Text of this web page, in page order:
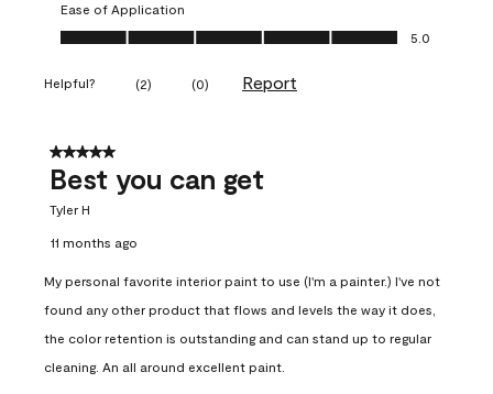
Ease of Application
Ease of Application, 5.0 out of 5
5.0
Helpful? (2) (0) Report
5 out of 5 stars.
Best you can get
Tyler H
11 months ago
My personal favorite interior paint to use (I'm a painter.) I've not
found any other product that flows and levels the way it does,
the color retention is outstanding and can stand up to regular
cleaning. An all around excellent paint.